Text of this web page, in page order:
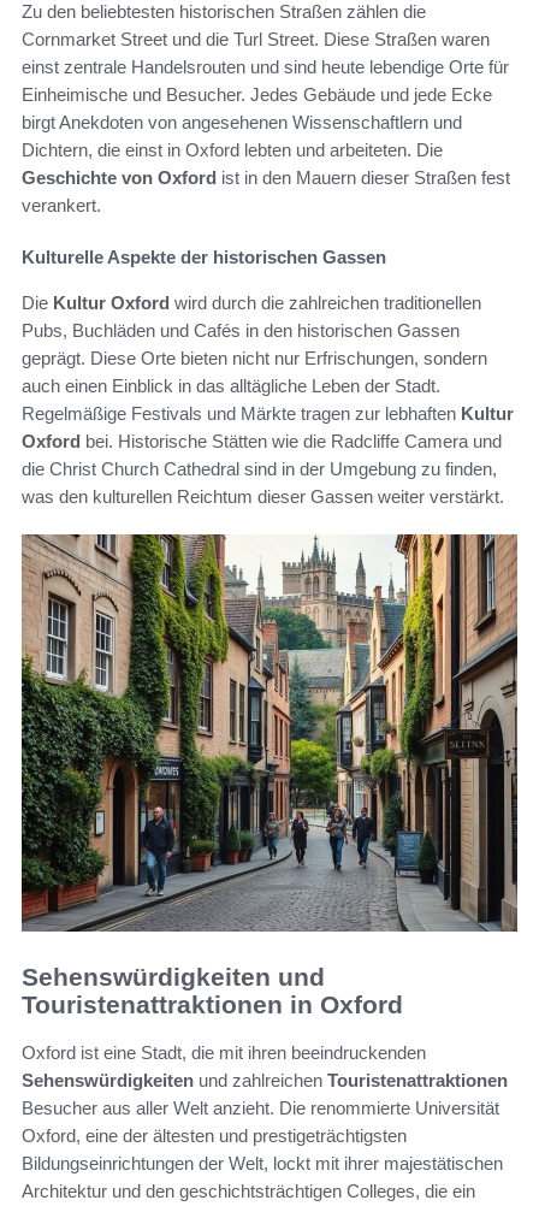
Zu den beliebtesten historischen Straßen zählen die
Cornmarket Street und die Turl Street. Diese Straßen waren
einst zentrale Handelsrouten und sind heute lebendige Orte für
Einheimische und Besucher. Jedes Gebäude und jede Ecke
birgt Anekdoten von angesehenen Wissenschaftlern und
Dichtern, die einst in Oxford lebten und arbeiteten. Die
Geschichte von Oxford ist in den Mauern dieser Straßen fest
verankert.
Kulturelle Aspekte der historischen Gassen
Die Kultur Oxford wird durch die zahlreichen traditionellen
Pubs, Buchläden und Cafés in den historischen Gassen
geprägt. Diese Orte bieten nicht nur Erfrischungen, sondern
auch einen Einblick in das alltägliche Leben der Stadt.
Regelmäßige Festivals und Märkte tragen zur lebhaften Kultur
Oxford bei. Historische Stätten wie die Radcliffe Camera und
die Christ Church Cathedral sind in der Umgebung zu finden,
was den kulturellen Reichtum dieser Gassen weiter verstärkt.
Sehenswürdigkeiten und
Touristenattraktionen in Oxford
Oxford ist eine Stadt, die mit ihren beeindruckenden
Sehenswürdigkeiten und zahlreichen Touristenattraktionen
Besucher aus aller Welt anzieht. Die renommierte Universität
Oxford, eine der ältesten und prestigeträchtigsten
Bildungseinrichtungen der Welt, lockt mit ihrer majestätischen
Architektur und den geschichtsträchtigen Colleges, die ein